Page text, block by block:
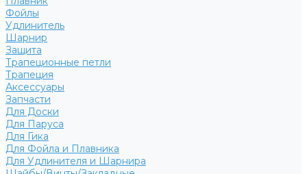
Фойлы
Удлинитель
Шарнир
Защита
Трапеционные петли
Трапеция
Аксессуары
Запчасти
Для Доски
Для Паруса
Для Гика
Для Фойла и Плавника
Для Удлинителя и Шарнира